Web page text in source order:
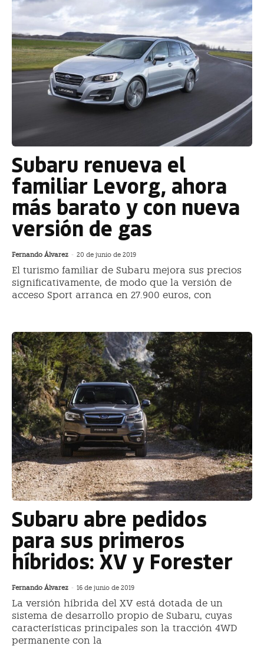
Subaru renueva el
familiar Levorg, ahora
más barato y con nueva
versión de gas
Fernando Álvarez - 20 de junio de 2019
El turismo familiar de Subaru mejora sus precios
significativamente, de modo que la versión de
acceso Sport arranca en 27.900 euros, con
Subaru abre pedidos
para sus primeros
híbridos: XV y Forester
Fernando Álvarez - 16 de junio de 2019
La versión híbrida del XV está dotada de un
sistema de desarrollo propio de Subaru, cuyas
características principales son la tracción 4WD
permanente con la